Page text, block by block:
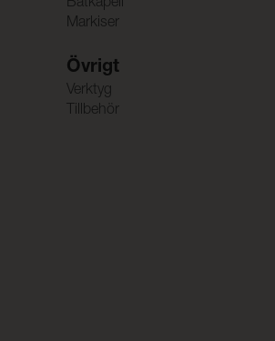
Båtkapell
Markiser
Övrigt
Verktyg
Tillbehör